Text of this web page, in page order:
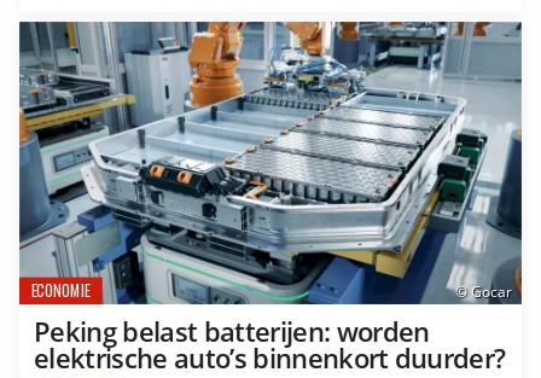
© Gocar
ECONOMIE
Peking belast batterijen: worden
elektrische auto’s binnenkort duurder?